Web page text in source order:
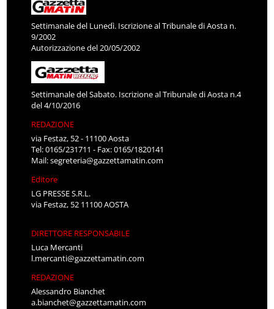
Settimanale del Lunedì. Iscrizione al Tribunale di Aosta n.
9/2002
Autorizzazione del 20/05/2002
Settimanale del Sabato. Iscrizione al Tribunale di Aosta n.4
del 4/10/2016
REDAZIONE
via Festaz, 52 - 11100 Aosta
Tel: 0165/231711 - Fax: 0165/1820141
Mail:segreteria@gazzettamatin.com
Editore
LG PRESSE S.R.L.
via Festaz, 52 11100 AOSTA
DIRETTORE RESPONSABILE
Luca Mercanti
l.mercanti@gazzettamatin.com
REDAZIONE
Alessandro Bianchet
a.bianchet@gazzettamatin.com